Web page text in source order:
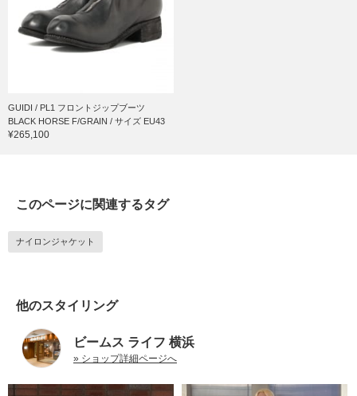
GUIDI / PL1 フロントジップブーツ
BLACK HORSE F/GRAIN / サイズ EU43
¥265,100
このページに関連するタグ
ナイロンジャケット
他のスタイリング
ビームス ライフ 横浜
» ショップ詳細ページへ